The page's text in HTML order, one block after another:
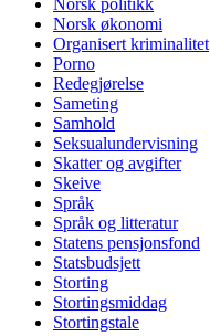
Norsk politikk
Norsk økonomi
Organisert kriminalitet
Porno
Redegjørelse
Sameting
Samhold
Seksualundervisning
Skatter og avgifter
Skeive
Språk
Språk og litteratur
Statens pensjonsfond
Statsbudsjett
Storting
Stortingsmiddag
Stortingstale